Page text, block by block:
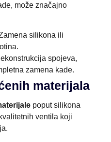
može značajno
silikona ili
spojeva,
zamena kade.
materijala
poput silikona
ventila koji